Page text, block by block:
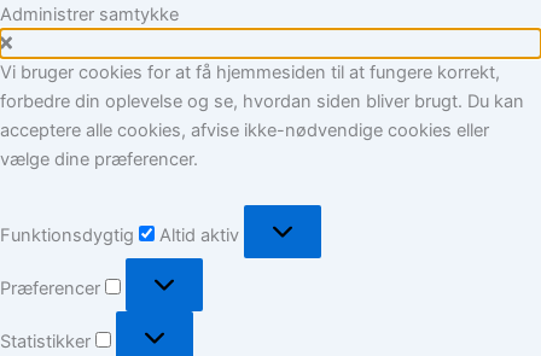
Administrer samtykke
Vi bruger cookies for at få hjemmesiden til at fungere korrekt,
forbedre din oplevelse og se, hvordan siden bliver brugt. Du kan
acceptere alle cookies, afvise ikke-nødvendige cookies eller
vælge dine præferencer.
Funktionsdygtig
Funktionsdygtig
Altid aktiv
Præferencer
Præferencer
Statistikker
Statistikker
Marketing
Gå
til
indholdet